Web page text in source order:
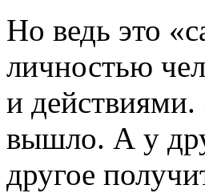
Но ведь это
личностью
и
вышло. А у
другое